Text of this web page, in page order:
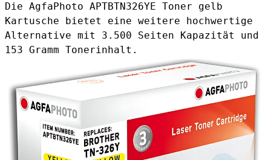
Die AgfaPhoto APTBTN326YE Toner gelb
Kartusche bietet eine weitere hochwertige
Alternative mit 3.500 Seiten Kapazität und
153 Gramm Tonerinhalt.